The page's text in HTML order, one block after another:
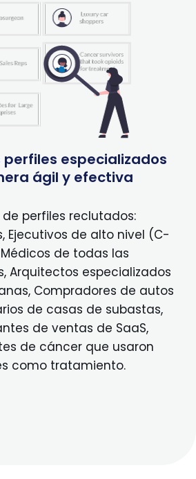
especializados
ágil y efectiva
de perfiles reclutados:
Ejecutivos de alto nivel (C-
de todas las
Arquitectos especializados
Compradores de autos
de casas de subastas,
de ventas de SaaS,
de cáncer que usaron
como tratamiento.